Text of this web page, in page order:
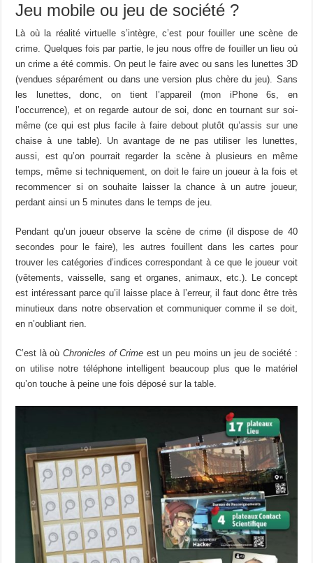
Jeu mobile ou jeu de société ?
Là où la réalité virtuelle s’intègre, c’est pour fouiller une scène de
crime. Quelques fois par partie, le jeu nous offre de fouiller un lieu où
un crime a été commis. On peut le faire avec ou sans les lunettes 3D
(vendues séparément ou dans une version plus chère du jeu). Sans
les lunettes, donc, on tient l’appareil (mon iPhone 6s, en
l’occurrence), et on regarde autour de soi, donc en tournant sur soi-
même (ce qui est plus facile à faire debout plutôt qu’assis sur une
chaise à une table). Un avantage de ne pas utiliser les lunettes,
aussi, est qu’on pourrait regarder la scène à plusieurs en même
temps, même si techniquement, on doit le faire un joueur à la fois et
recommencer si on souhaite laisser la chance à un autre joueur,
perdant ainsi un 5 minutes dans le temps de jeu.
Pendant qu’un joueur observe la scène de crime (il dispose de 40
secondes pour le faire), les autres fouillent dans les cartes pour
trouver les catégories d’indices correspondant à ce que le joueur voit
(vêtements, vaisselle, sang et organes, animaux, etc.). Le concept
est intéressant parce qu’il laisse place à l’erreur, il faut donc être très
minutieux dans notre observation et communiquer comme il se doit,
en n’oubliant rien.
C’est là oùChronicles of Crime est un peu moins un jeu de société :
on utilise notre téléphone intelligent beaucoup plus que le matériel
qu’on touche à peine une fois déposé sur la table.